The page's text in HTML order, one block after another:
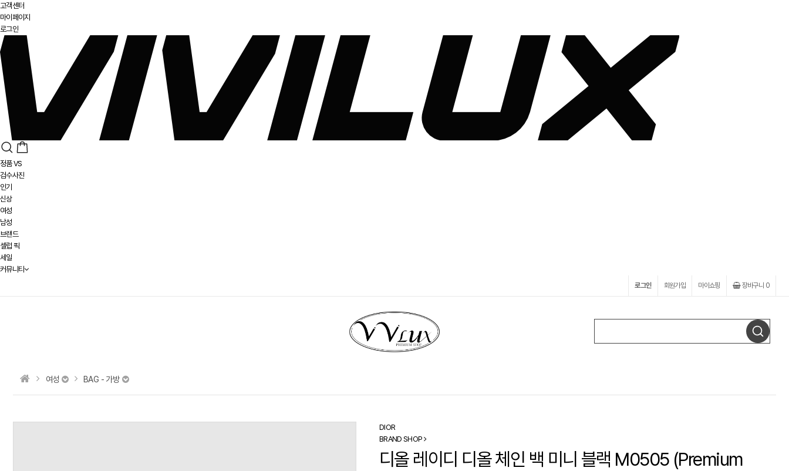
고객센터
마이페이지
로그인
정품 VS
검수사진
인기
신상
여성
남성
브랜드
셀럽 픽
세일
커뮤니티
장바구니 0
마이쇼핑
회원가입
로그인
여성 BAG - 가방
DIOR
BRAND SHOP
디올 레이디 디올 체인 백 미니 블랙 M0505 (Premium